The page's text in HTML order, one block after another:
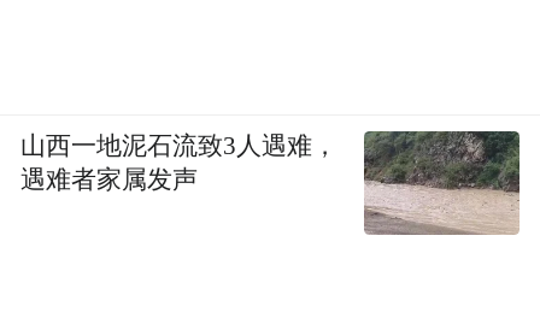
山西一地泥石流致3人遇难，
遇难者家属发声